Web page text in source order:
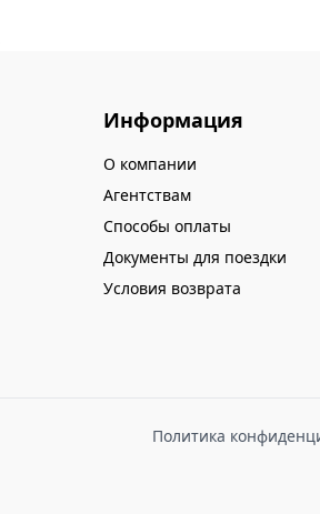
Информация
О компании
Агентствам
Способы оплаты
Документы для поездки
Условия возврата
Политика